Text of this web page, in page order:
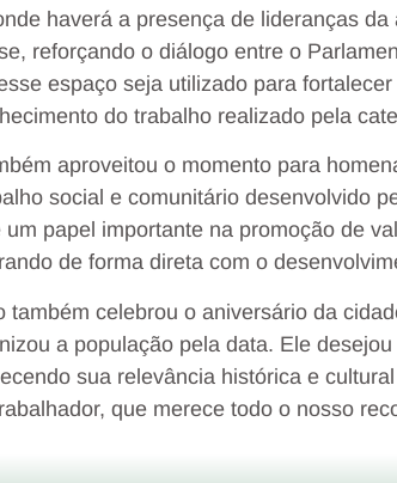
haverá a presença de lideranças
reforçando o diálogo entre o
espaço seja utilizado para
do trabalho realizado pela
aproveitou o momento para
social e comunitário desenvolvido
um papel importante na promoção de
de forma direta com o
também celebrou o aniversário da
a população pela data. Ele
sua relevância histórica e
que merece todo o nosso